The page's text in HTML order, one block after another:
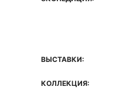
ВЫСТАВКИ:
КОЛЛЕКЦИЯ: